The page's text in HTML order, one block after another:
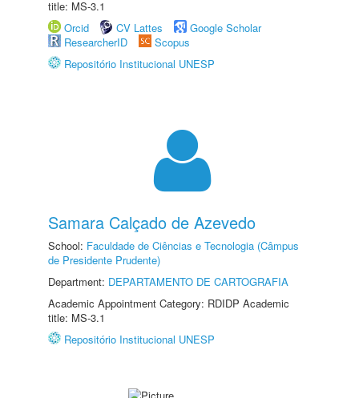
title: MS-3.1
Orcid
CV Lattes
Google Scholar
ResearcherID
Scopus
Repositório Institucional UNESP
Samara Calçado de Azevedo
School: Faculdade de Ciências e Tecnologia (Câmpus
de Presidente Prudente)
Department: DEPARTAMENTO DE CARTOGRAFIA
Academic Appointment Category: RDIDP Academic
title: MS-3.1
Repositório Institucional UNESP